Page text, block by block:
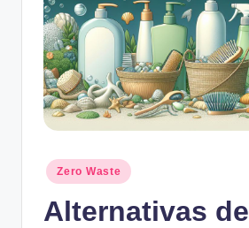
Posted
in
Zero Waste
Alternativas de